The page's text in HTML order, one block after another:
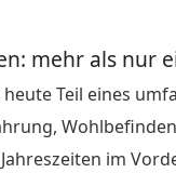
mehr als nur
heute Teil eines
im